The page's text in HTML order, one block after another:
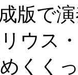
版で
ウス
くく